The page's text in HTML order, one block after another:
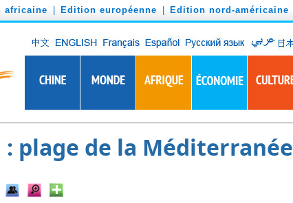
africaine Edition européenne Edition nord-américaine
: plage de la Méditerranée